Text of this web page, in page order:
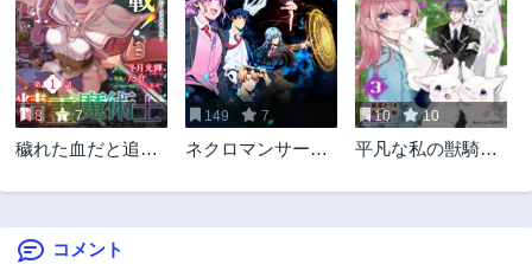
8 7
穢れた血だと追放
精霊魔術士
149 7
ネクロマンサー学
10 10
平凡な私の獣騎士
コメント